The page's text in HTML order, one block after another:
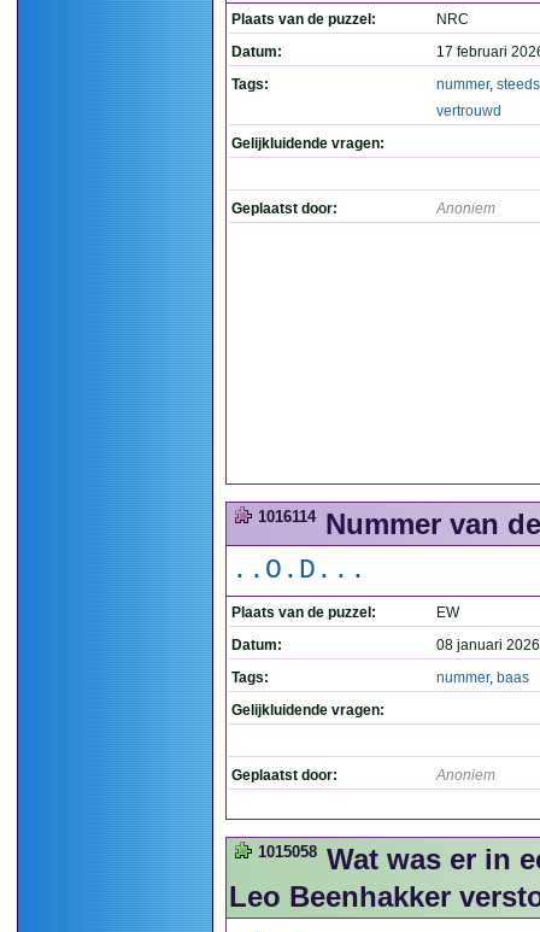
Plaats van de puzzel:
NRC
Datum:
17 februari
Tags:
nummer, steeds
vertrouwd
Gelijkluidende vragen:
Geplaatst door: Anoniem
1016114 Nummer van
..O.D...
Plaats van de puzzel:
EW
Datum:
08 januari
Tags:
nummer, baas
Gelijkluidende vragen:
Geplaatst door: Anoniem
1015058 Wat was er in
Leo Beenhakker